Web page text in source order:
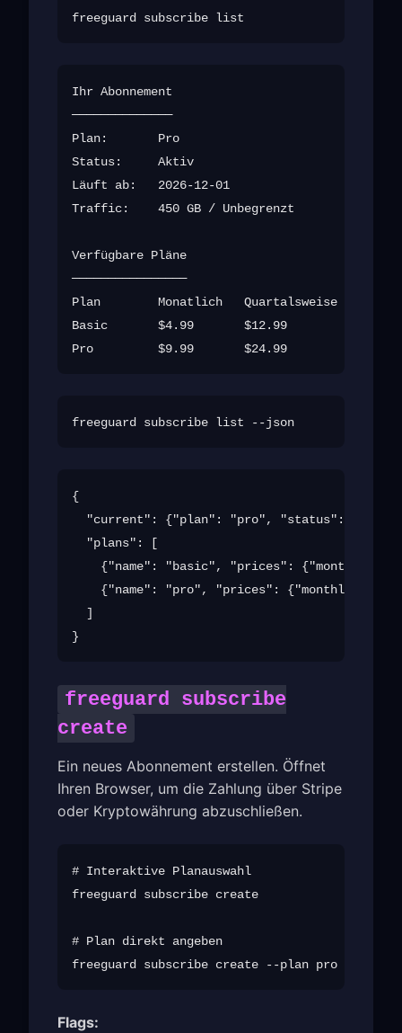
Ihr Abonnement
──────────────
Plan:       Pro
Status:     Aktiv
Läuft ab:   2026-12-01
Traffic:    450 GB / Unbegrenzt
Verfügbare Pläne
────────────────
Plan        Monatlich   Quartalsweise
Basic       $4.99       $12.99          $39.99
{
"current": {"plan": "pro", "status":
  "plans": [
{"name": "basic", "prices": {"monthly":
{"name": "pro", "prices": {"monthly":
  ]
freeguard subscribe
create
Ein neues Abonnement erstellen. Öffnet
Ihren Browser, um die Zahlung über Stripe
oder Kryptowährung abzuschließen.
# Interaktive Planauswahl
freeguard subscribe create
# Plan direkt angeben
freeguard subscribe create --plan pro --email
Flags: